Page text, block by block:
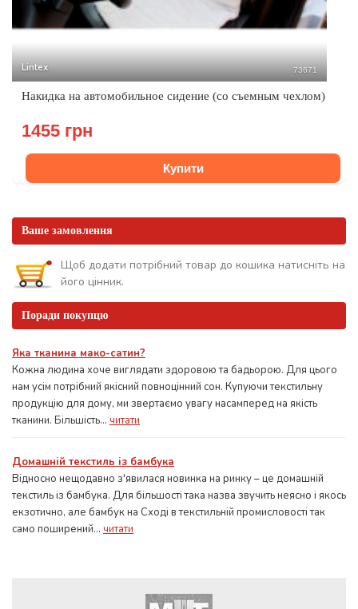
Lintex 73671
Накидка на автомобильное сидение (со съемным чехлом)
1455 грн
Купити
Ваше замовлення
Щоб додати потрібний товар до кошика натисніть на
його цінник.
Поради покупцю
Яка тканина мако-сатин?
Кожна людина хоче виглядати здоровою та бадьорою. Для цього
нам усім потрібний якісний повноцінний сон. Купуючи текстильну
продукцію для дому, ми звертаємо увагу насамперед на якість
тканини. Більшість... читати
Домашній текстиль із бамбука
Відносно нещодавно з'явилася новинка на ринку – це домашній
текстиль із бамбука. Для більшості така назва звучить неясно і якось
екзотично, але бамбук на Сході в текстильній промисловості так
само поширений... читати